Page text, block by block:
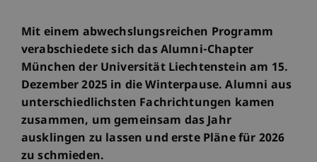
Mit einem abwechslungsreichen Programm
verabschiedete sich das Alumni-Chapter
München der Universität Liechtenstein am 15.
Dezember 2025 in die Winterpause. Alumni aus
unterschiedlichsten Fachrichtungen kamen
zusammen, um gemeinsam das Jahr
ausklingen zu lassen und erste Pläne für 2026
zu schmieden.